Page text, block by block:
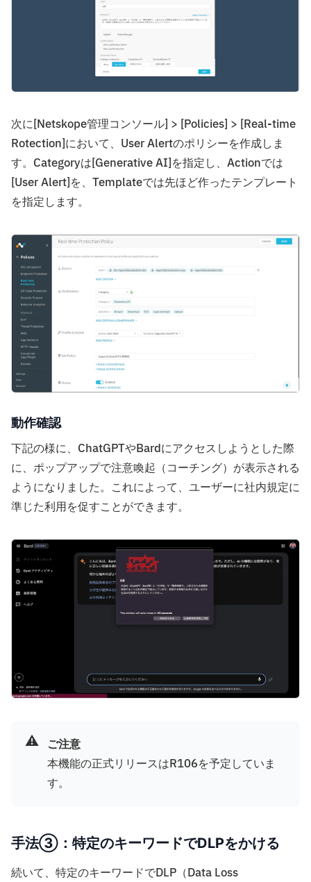
次に[Netskope管理コンソール] > [Policies] > [Real-time
Rotection]において、User Alertのポリシーを作成しま
す。Categoryは[Generative AI]を指定し、Actionでは
[User Alert]を、Templateでは先ほど作ったテンプレート
を指定します。
動作確認
下記の様に、ChatGPTやBardにアクセスしようとした際
に、ポップアップで注意喚起（コーチング）が表示される
ようになりました。これによって、ユーザーに社内規定に
準じた利用を促すことができます。
⚠️ ご注意
本機能の正式リリースはR106を予定していま
す。
手法③：特定のキーワードでDLPをかける
続いて、特定のキーワードでDLP（Data Loss